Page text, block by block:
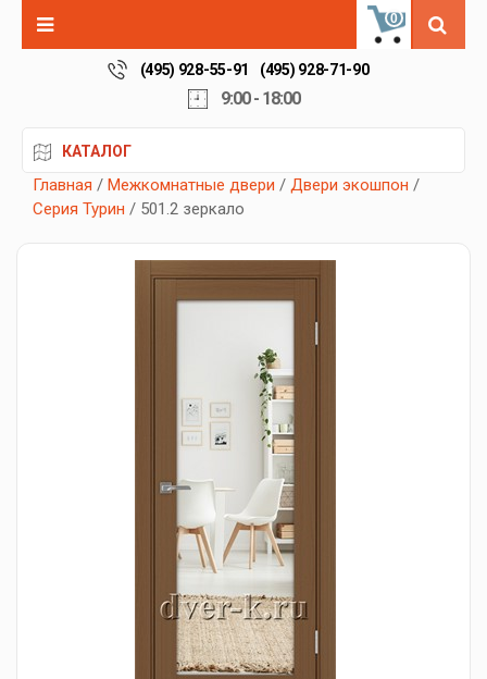
0
(495) 928-55-91 (495) 928-71-90
9:00 - 18:00
КАТАЛОГ
Главная / Межкомнатные двери / Двери экошпон /
Серия Турин / 501.2 зеркало